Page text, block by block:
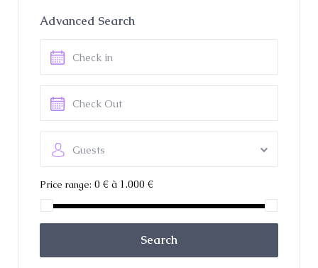
Advanced Search
Guests
Price range: 0 € à 1.000 €
Search